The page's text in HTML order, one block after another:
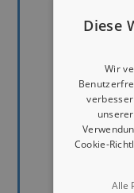
Diese
Wir
Cookie-
Alle